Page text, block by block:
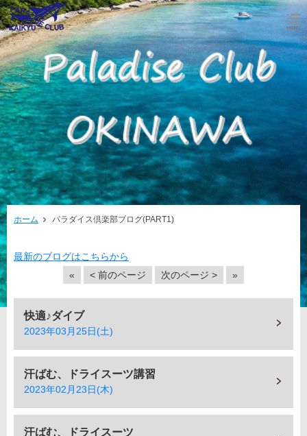
ホーム パラダイス倶楽部ブログ(PART1)
最新のブログはこちらから
«
< 前のページ 次のページ > »
快適♪ダイブ
2023年03月25日(土)
汗ばむ、ドライスーツ講習
2023年02月23日(木)
汗ばむ、ドライスーツ